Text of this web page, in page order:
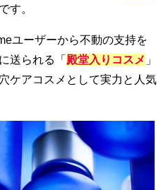
す。
ユーザーから不動の支持を
送られる「 殿堂入りコスメ 」
ケアコスメとして実力と人気